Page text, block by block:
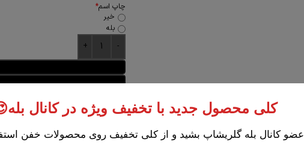
*چاپ اسم
خیر
بله
Add to compare راهنمای
شناسه محصول:نامعلوم
کلی محصول جدید با تخفیف ویژه در کانال
عضو کانال بله گلریشاپ بشید و از کلی تخفیف روی محصولات خفن